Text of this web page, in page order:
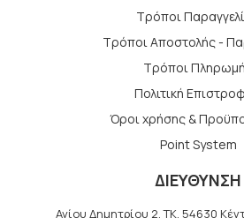
Τρόποι
Τρόποι Αποστολής -
Tρόποι
Πολιτική
Όροι χρήσης &
Point System
ΔΙΕΥΘΥΝΣΗ
Αγίου Δημητρίου 2, TK. 54630